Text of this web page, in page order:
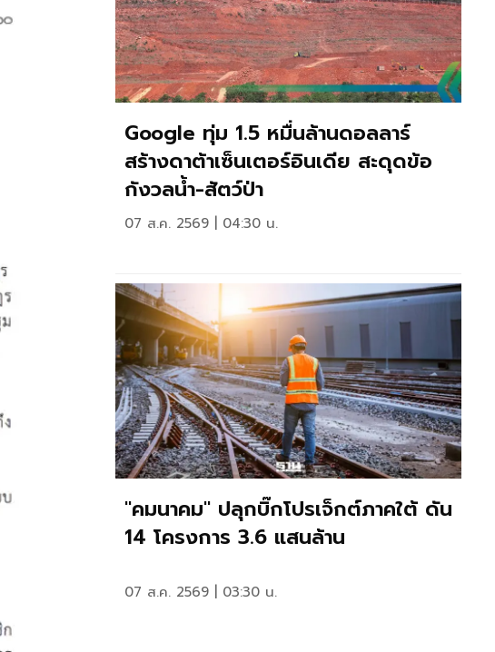
Google ทุ่ม 1.5 หมื่นล้านดอลลาร์
สร้างดาต้าเซ็นเตอร์อินเดีย สะดุดข้อ
กังวลน้ำ-สัตว์ป่า
07 ส.ค. 2569 | 04:30 น.
"คมนาคม" ปลุกบิ๊กโปรเจ็กต์ภาคใต้ ดัน
14 โครงการ 3.6 แสนล้าน
07 ส.ค. 2569 | 03:30 น.